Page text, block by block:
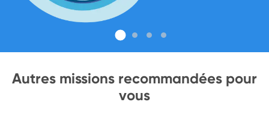
Autres missions recommandées pour
vous